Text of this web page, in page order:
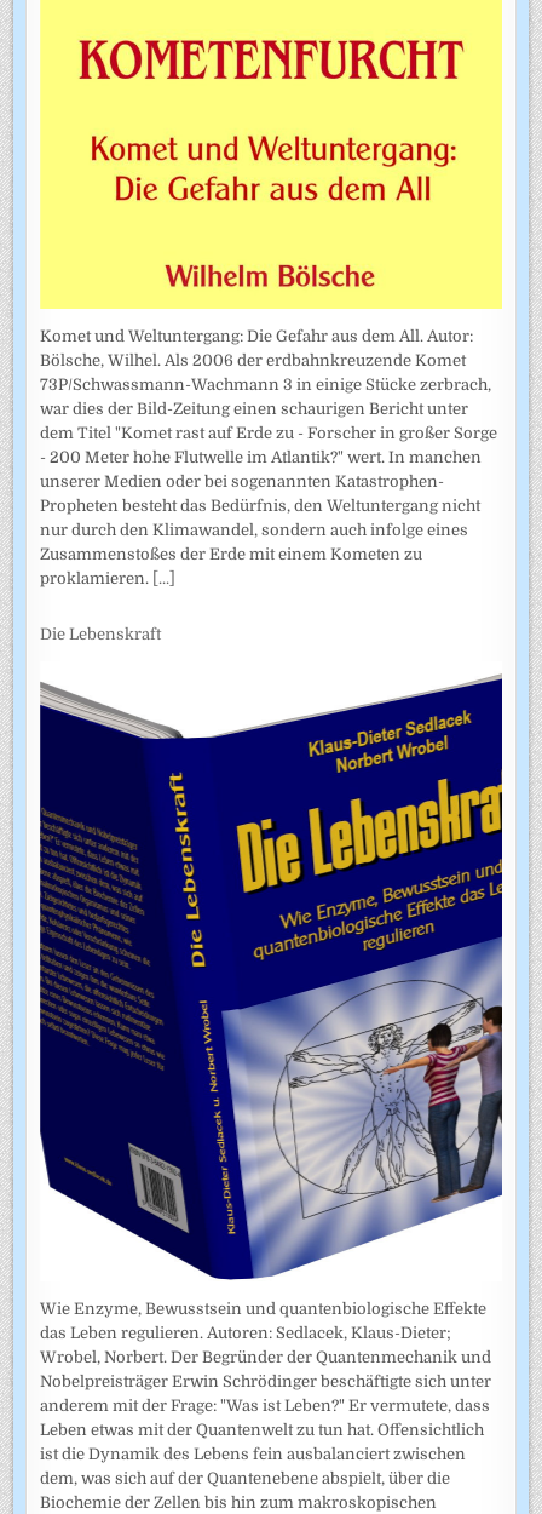
Komet und Weltuntergang: Die Gefahr aus dem All. Autor:
Bölsche, Wilhel. Als 2006 der erdbahnkreuzende Komet
73P/Schwassmann-Wachmann 3 in einige Stücke zerbrach,
war dies der Bild-Zeitung einen schaurigen Bericht unter
dem Titel "Komet rast auf Erde zu - Forscher in großer Sorge
- 200 Meter hohe Flutwelle im Atlantik?" wert. In manchen
unserer Medien oder bei sogenannten Katastrophen-
Propheten besteht das Bedürfnis, den Weltuntergang nicht
nur durch den Klimawandel, sondern auch infolge eines
Zusammenstoßes der Erde mit einem Kometen zu
proklamieren. [...]
Die Lebenskraft
Wie Enzyme, Bewusstsein und quantenbiologische Effekte
das Leben regulieren. Autoren: Sedlacek, Klaus-Dieter;
Wrobel, Norbert. Der Begründer der Quantenmechanik und
Nobelpreisträger Erwin Schrödinger beschäftigte sich unter
anderem mit der Frage: "Was ist Leben?" Er vermutete, dass
Leben etwas mit der Quantenwelt zu tun hat. Offensichtlich
ist die Dynamik des Lebens fein ausbalanciert zwischen
dem, was sich auf der Quantenebene abspielt, über die
Biochemie der Zellen bis hin zum makroskopischen